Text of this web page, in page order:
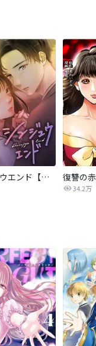
シンジュウエンド【タテヨミ】
34.2万